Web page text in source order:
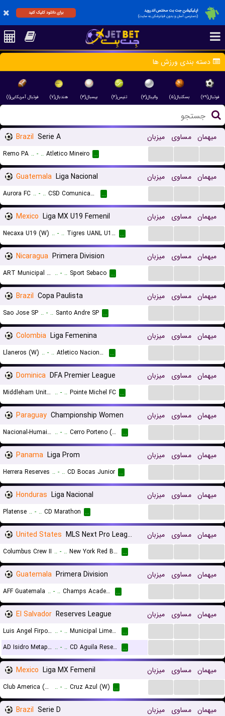
اپلیکیشن جت بت مختص اندروید
(دسترسی آسان و بدون فیلترشکن به سایت)
برای دانلود کلیک کنید
دسته بندی ورزش ها
فوتبال(۲۹) بسکتبال(۵) والیبال(۳) تنیس(۴) بیسبال(۳) هندبال(۷) فوتبال آمریکایی(۱)
Brazil Serie A میزبان مساوی میهمان
Remo PA .. - .. Atletico Mineiro ...
Guatemala Liga Nacional میزبان مساوی میهمان
Aurora FC .. - .. CSD Comunicaciones ...
Mexico Liga MX U19 Femenil میزبان مساوی میهمان
Necaxa U19 (W) .. - .. Tigres UANL U19 (W) ...
Nicaragua Primera Division میزبان مساوی میهمان
ART Municipal Jalapa .. - .. Sport Sebaco ...
Brazil Copa Paulista میزبان مساوی میهمان
Sao Jose SP .. - .. Santo Andre SP ...
Colombia Liga Femenina میزبان مساوی میهمان
Llaneros (W) .. - .. Atletico Nacional Medellin (W) ...
Dominica DFA Premier League میزبان مساوی میهمان
Middleham United .. - .. Pointe Michel FC ...
Paraguay Championship Women میزبان مساوی میهمان
Nacional-Humaita (W) .. - .. Cerro Porteno (W) ...
Panama Liga Prom میزبان مساوی میهمان
Herrera Reserves .. - .. CD Bocas Junior ...
Honduras Liga Nacional میزبان مساوی میهمان
Platense .. - .. CD Marathon ...
United States MLS Next Pro League میزبان مساوی میهمان
Columbus Crew II .. - .. New York Red Bulls II ...
Guatemala Primera Division میزبان مساوی میهمان
AFF Guatemala .. - .. Champs Academy ...
El Salvador Reserves League میزبان مساوی میهمان
Luis Angel Firpo Reserves .. - .. Municipal Limeno Reserves ...
AD Isidro Metapan Reserves .. - .. CD Aguila Reserves ...
Mexico Liga MX Femenil میزبان مساوی میهمان
Club America (W) .. - .. Cruz Azul (W) ...
Brazil Serie D میزبان مساوی میهمان